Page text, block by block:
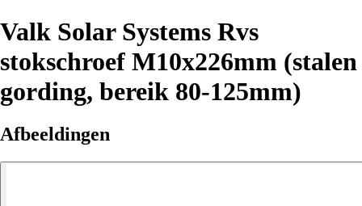
Valk Solar Systems Rvs
stokschroef M10x226mm (stalen
gording, bereik 80-125mm)
Afbeeldingen